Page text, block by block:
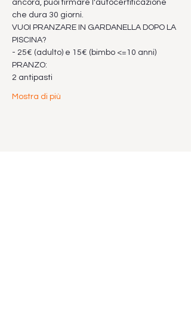
ancora, puoi firmare l'autocertificazione
che dura 30 giorni.
VUOI PRANZARE IN GARDANELLA DOPO LA
PISCINA?
- 25€ (adulto) e 15€ (bimbo <=10 anni)
PRANZO:
2 antipasti
Mostra di più